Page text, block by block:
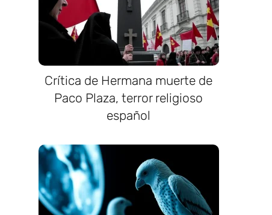
Crítica de Hermana muerte de
Paco Plaza, terror religioso
español